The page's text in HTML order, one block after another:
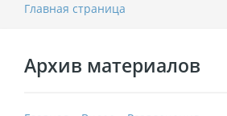
Главная страница
Архив материалов